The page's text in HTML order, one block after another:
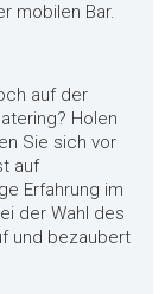
mobilen Bar.
auf der
Holen
Sie sich vor
auf
Erfahrung im
der Wahl des
und bezaubert